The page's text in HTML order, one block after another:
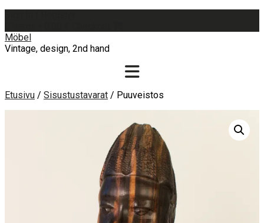
content
Möbel
Vintage, design, 2nd hand
Etusivu / Sisustustavarat / Puuveistos